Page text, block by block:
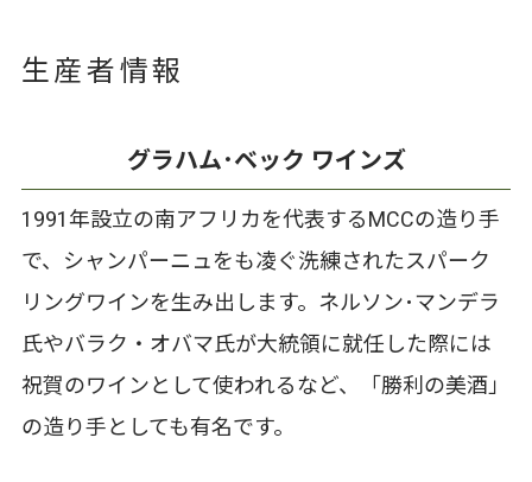
生産者情報
グラハム･ベック ワインズ
1991年設立の南アフリカを代表するMCCの造り手
で、シャンパーニュをも凌ぐ洗練されたスパーク
リングワインを生み出します。ネルソン･マンデラ
氏やバラク・オバマ氏が大統領に就任した際には
祝賀のワインとして使われるなど、「勝利の美酒」
の造り手としても有名です。